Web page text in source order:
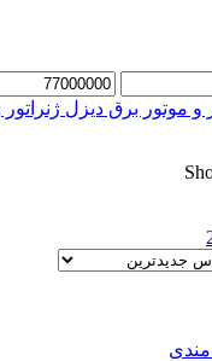
حداكثر
قيمتو موتور برق دیزل
مندی